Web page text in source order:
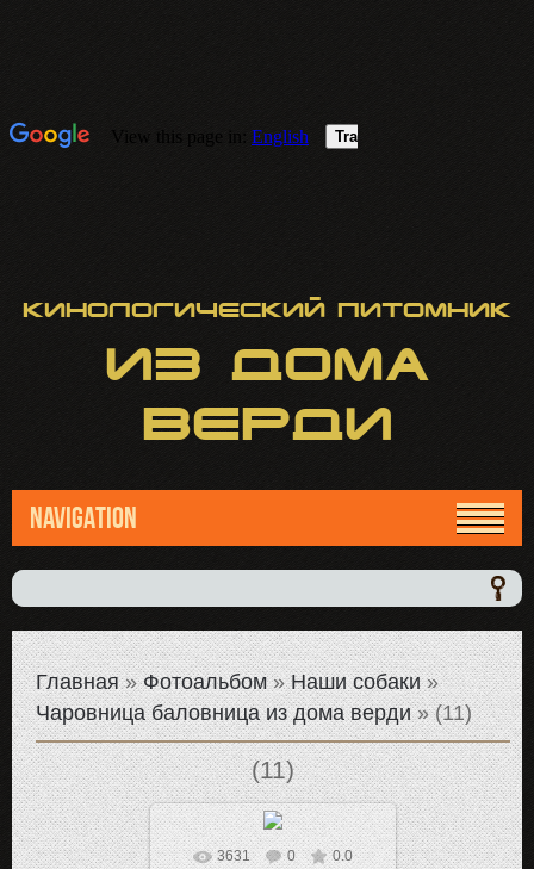
Кинологический питомник
ИЗ ДОМА
ВЕРДИ
NAVIGATION
Главная»Фотоальбом»Наши собаки»
Чаровница баловница из дома верди» (11)
(11)
В реальном размере
3631 0 0.0